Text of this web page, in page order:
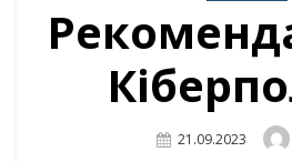
Posted
21.09.2023